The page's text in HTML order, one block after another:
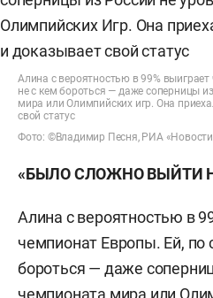
Алина с вероятностью в 99%
не с кем бороться — даже соперницы
мира или Олимпийских игр. Она
свой статус
Фото: ©Владимир Песня, РИА
«БЫЛО СЛОЖНО ВЫЙТИ
Алина с вероятностью в
чемпионат Европы. Ей, по
бороться — даже
чемпионата мира или